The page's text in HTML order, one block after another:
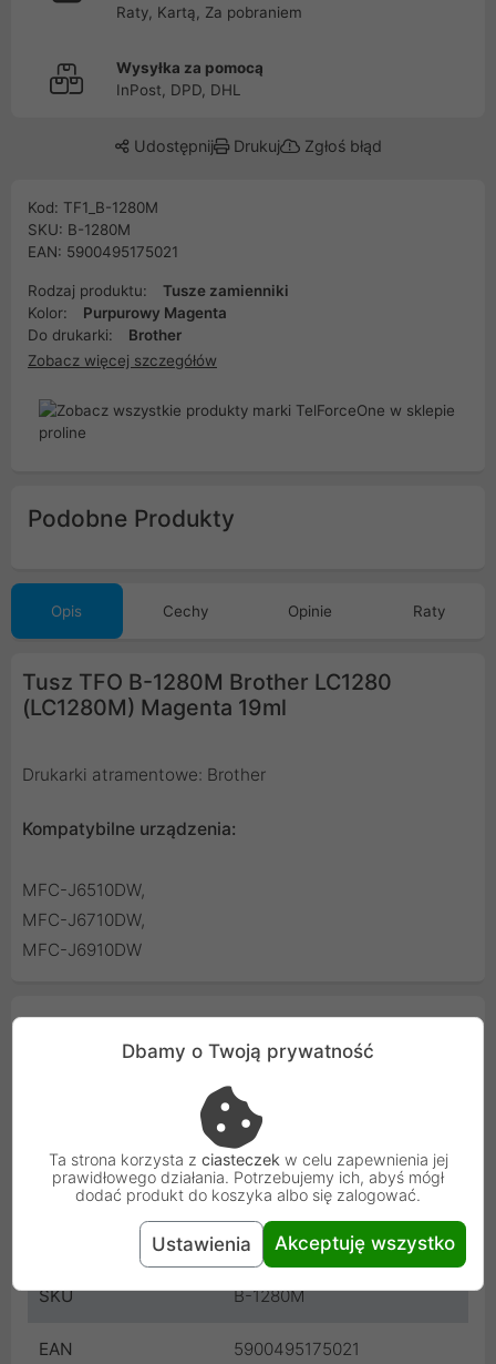
Raty, Kartą, Za pobraniem
Wysyłka za pomocą
InPost, DPD, DHL
Udostępnij Drukuj Zgłoś błąd
Kod: TF1_B-1280M
SKU: B-1280M
EAN: 5900495175021
Rodzaj produktu:
Tusze zamienniki
Kolor:
Purpurowy Magenta
Do drukarki:
Brother
Zobacz więcej szczegółów
Podobne Produkty
Opis Cechy Opinie Raty
Tusz TFO B-1280M Brother LC1280
(LC1280M) Magenta 19ml
Drukarki atramentowe: Brother
Kompatybilne urządzenia:
MFC-J6510DW,
MFC-J6710DW,
MFC-J6910DW
Purpurowy Magenta
Do drukarki Brother
TF1_B-1280M
SKU B-1280M
EAN 5900495175021
Dbamy o Twoją prywatność
Ta strona korzysta z ciasteczek w celu zapewnienia jej
prawidłowego działania. Potrzebujemy ich, abyś mógł
dodać produkt do koszyka albo się zalogować.
Ustawienia Akceptuję wszystko